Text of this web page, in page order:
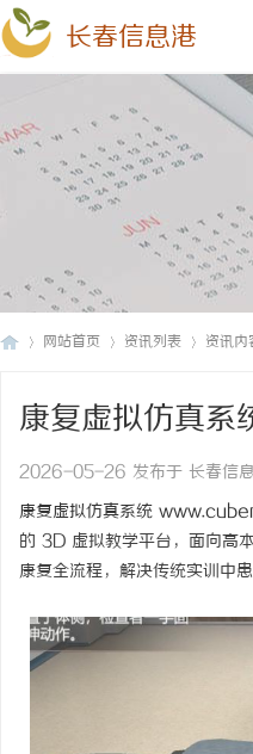
长春信息港
网站首页 资讯列表 资讯内
康复虚拟仿真系
验）
2026-05-26 发布于 长春信
康复虚拟仿真系统
的 3D 虚拟教学平台，面向高
康复全流程，解决传统实训中